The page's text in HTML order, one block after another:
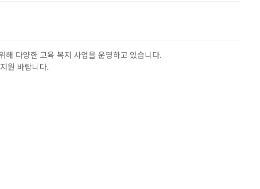
해 다양한 교육 복지 사업을 운영하고 있습니다.
원 바랍니다.